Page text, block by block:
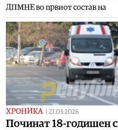
ДПМНЕ во првиот состав на
ХРОНИКА 21.03.2026
Починат 18-годишен